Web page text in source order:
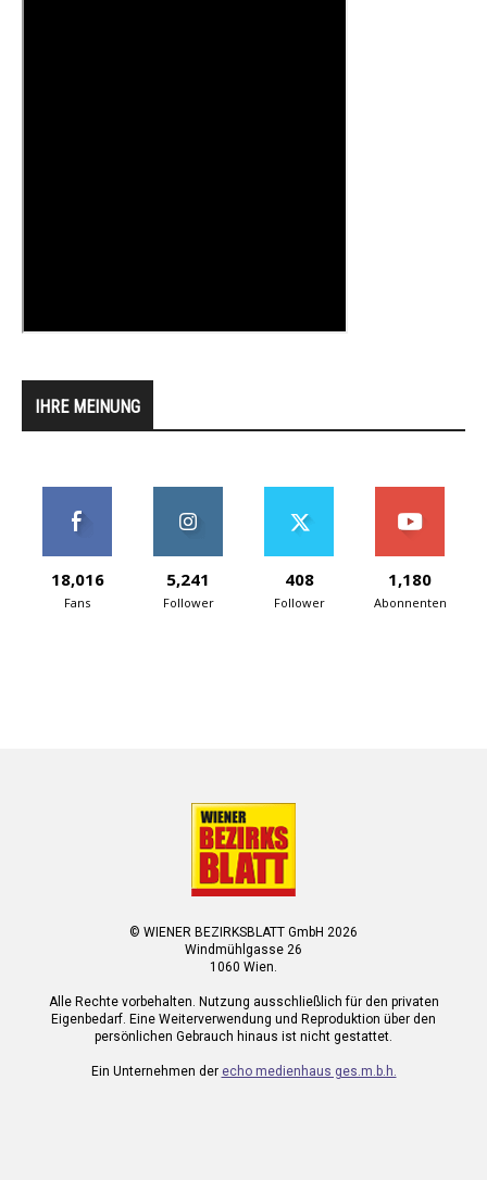
IHRE MEINUNG
18,016
Fans
5,241
Follower
408
Follower
1,180
Abonnenten
© WIENER BEZIRKSBLATT GmbH 2026
Windmühlgasse 26
1060 Wien.
Alle Rechte vorbehalten. Nutzung ausschließlich für den privaten
Eigenbedarf. Eine Weiterverwendung und Reproduktion über den
persönlichen Gebrauch hinaus ist nicht gestattet.
Ein Unternehmen der echo medienhaus ges.m.b.h.